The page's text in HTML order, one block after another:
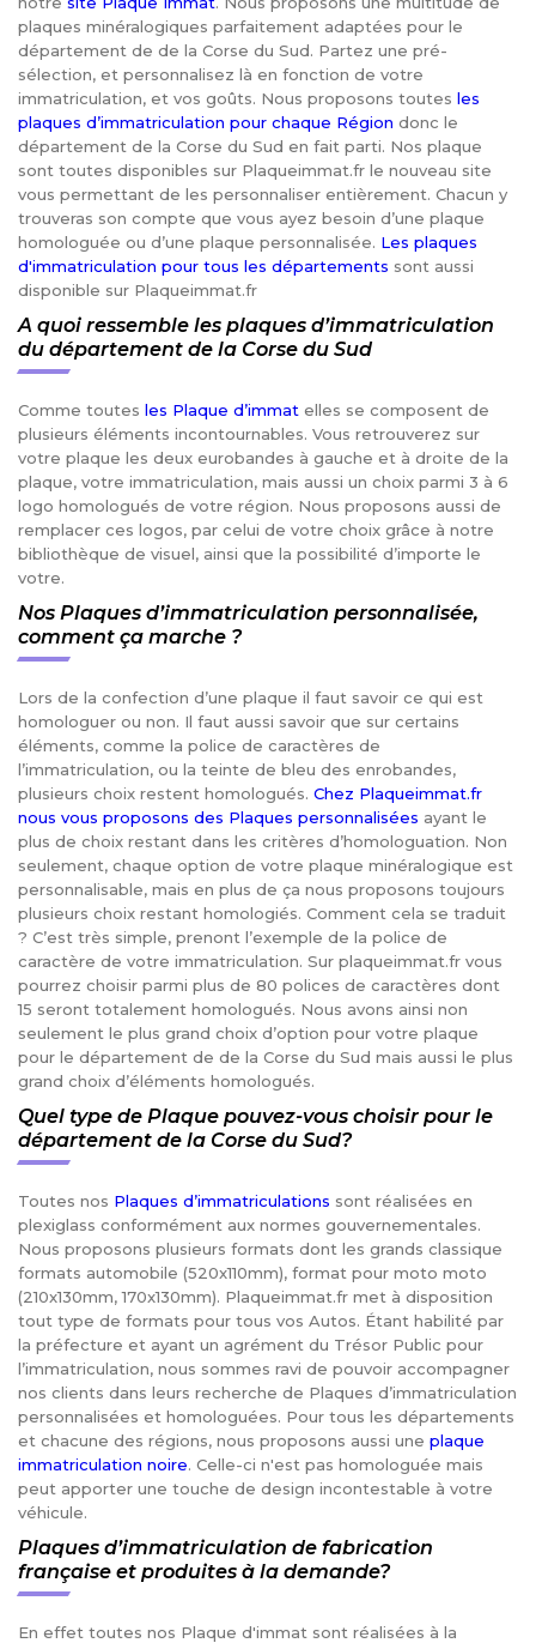
plaques minéralogiques parfaitement adaptées pour le
département de de la Corse du Sud. Partez une pré-
sélection, et personnalisez là en fonction de votre
immatriculation, et vos goûts. Nous proposons toutes les
plaques d’immatriculation pour chaque Région donc le
département de la Corse du Sud en fait parti. Nos plaque
sont toutes disponibles sur Plaqueimmat.fr le nouveau site
vous permettant de les personnaliser entièrement. Chacun y
trouveras son compte que vous ayez besoin d’une plaque
homologuée ou d’une plaque personnalisée. Les plaques
d'immatriculation pour tous les départements sont aussi
disponible sur Plaqueimmat.fr
A quoi ressemble les plaques d’immatriculation
du département de la Corse du Sud
Comme toutes les Plaque d’immat elles se composent de
plusieurs éléments incontournables. Vous retrouverez sur
votre plaque les deux eurobandes à gauche et à droite de la
plaque, votre immatriculation, mais aussi un choix parmi 3 à 6
logo homologués de votre région. Nous proposons aussi de
remplacer ces logos, par celui de votre choix grâce à notre
bibliothèque de visuel, ainsi que la possibilité d’importe le
votre.
Nos Plaques d’immatriculation personnalisée,
comment ça marche ?
Lors de la confection d’une plaque il faut savoir ce qui est
homologuer ou non. Il faut aussi savoir que sur certains
éléments, comme la police de caractères de
l’immatriculation, ou la teinte de bleu des enrobandes,
plusieurs choix restent homologués. Chez Plaqueimmat.fr
nous vous proposons des Plaques personnalisées ayant le
plus de choix restant dans les critères d’homologuation. Non
seulement, chaque option de votre plaque minéralogique est
personnalisable, mais en plus de ça nous proposons toujours
plusieurs choix restant homologiés. Comment cela se traduit
? C’est très simple, prenont l’exemple de la police de
caractère de votre immatriculation. Sur plaqueimmat.fr vous
pourrez choisir parmi plus de 80 polices de caractères dont
15 seront totalement homologués. Nous avons ainsi non
seulement le plus grand choix d’option pour votre plaque
pour le département de de la Corse du Sud mais aussi le plus
grand choix d’éléments homologués.
Quel type de Plaque pouvez-vous choisir pour le
département de la Corse du Sud?
Toutes nos Plaques d’immatriculations sont réalisées en
plexiglass conformément aux normes gouvernementales.
Nous proposons plusieurs formats dont les grands classique
formats automobile (520x110mm), format pour moto moto
(210x130mm, 170x130mm). Plaqueimmat.fr met à disposition
tout type de formats pour tous vos Autos. Étant habilité par
la préfecture et ayant un agrément du Trésor Public pour
l’immatriculation, nous sommes ravi de pouvoir accompagner
nos clients dans leurs recherche de Plaques d’immatriculation
personnalisées et homologuées. Pour tous les départements
et chacune des régions, nous proposons aussi une plaque
immatriculation noire. Celle-ci n'est pas homologuée mais
peut apporter une touche de design incontestable à votre
véhicule.
Plaques d’immatriculation de fabrication
française et produites à la demande?
En effet toutes nos Plaque d'immat sont réalisées à la